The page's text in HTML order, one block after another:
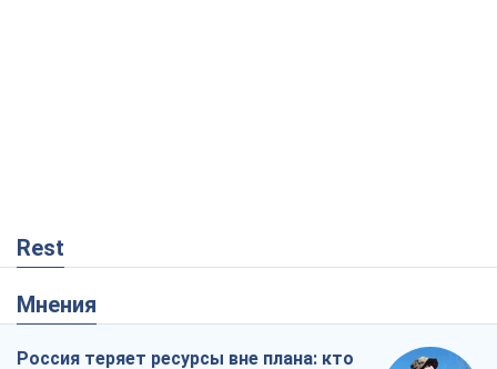
Rest
Мнения
Россия теряет ресурсы вне плана: кто